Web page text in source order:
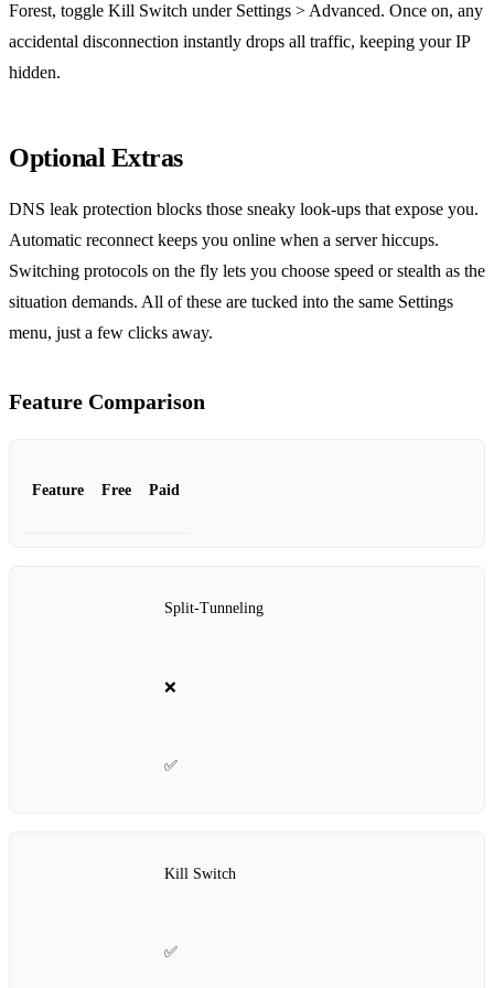
Forest, toggle Kill Switch under Settings > Advanced. Once on, any
accidental disconnection instantly drops all traffic, keeping your IP
hidden.
Optional Extras
DNS leak protection blocks those sneaky look‑ups that expose you.
Automatic reconnect keeps you online when a server hiccups.
Switching protocols on the fly lets you choose speed or stealth as the
situation demands. All of these are tucked into the same Settings
menu, just a few clicks away.
Feature Comparison
Feature Free Paid
Split‑Tunneling
❌
✅
Kill Switch
✅